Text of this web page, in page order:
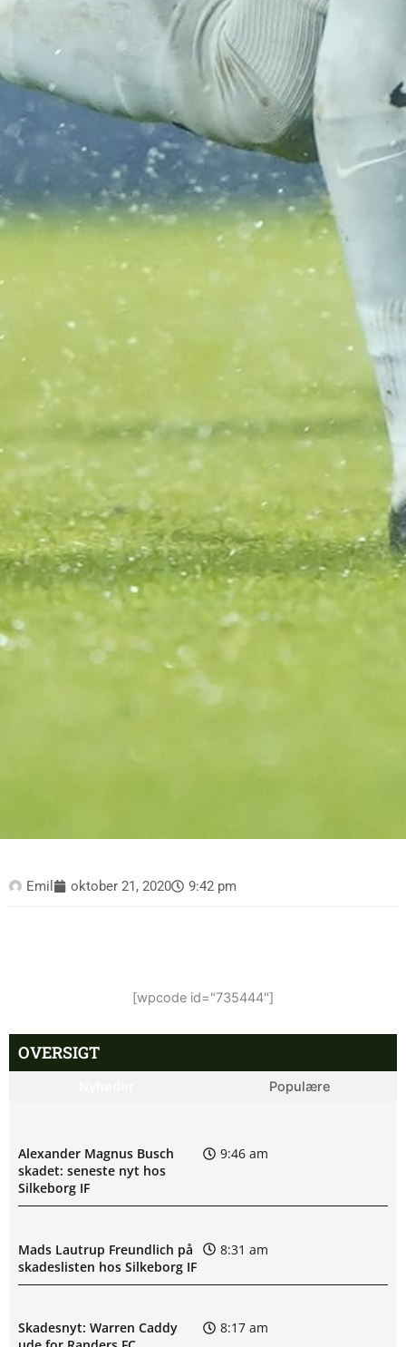
Emil oktober 21, 2020 9:42 pm
[wpcode id="735444"]
OVERSIGT
Populære
Alexander Magnus Busch
skadet: seneste nyt hos
Silkeborg IF
9:46 am
Mads Lautrup Freundlich på
skadeslisten hos Silkeborg IF
8:31 am
Skadesnyt: Warren Caddy
8:17 am